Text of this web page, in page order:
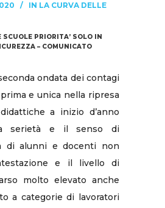
IN LA CURVA DELLE
PRIORITA’ SOLO IN
– COMUNICATO
ondata dei contagi
e unica nella ripresa
a inizio d’anno
serietà e il senso di
di alunni e docenti non
e il livello di
molto elevato anche
a categorie di lavoratori